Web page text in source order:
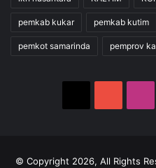
pemkab kukar pemkab kutim
pemkot samarinda pemprov
© Copyright 2026, All Rights